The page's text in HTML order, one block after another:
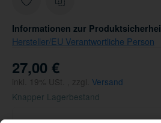
Informationen zur
Hersteller/EU Verantwortliche Person
27,00 €
inkl. 19% USt. , zzgl. Versand
Knapper Lagerbestand